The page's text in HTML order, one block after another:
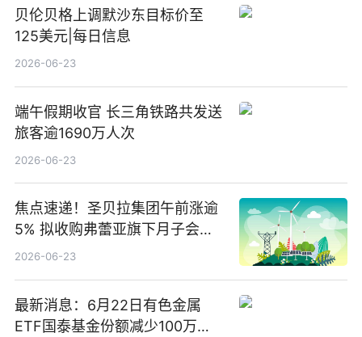
贝伦贝格上调默沙东目标价至
125美元|每日信息
2026-06-23
端午假期收官 长三角铁路共发送
旅客逾1690万人次
2026-06-23
焦点速递！圣贝拉集团午前涨逾
5% 拟收购弗蕾亚旗下月子会所
业务少数股权
2026-06-23
最新消息：6月22日有色金属
ETF国泰基金份额减少100万